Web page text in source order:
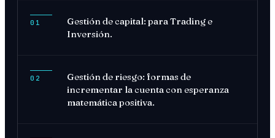
01
Gestión de capital: para Trading e
Inversión.
02
Gestión de riesgo: formas de
incrementar la cuenta con esperanza
matemática positiva.